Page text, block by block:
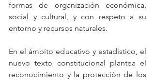
formas de organización económica,
social y cultural, y con respeto a su
entorno y recursos naturales.
En el ámbito educativo y estadístico, el
nuevo texto constitucional plantea el
reconocimiento y la protección de los